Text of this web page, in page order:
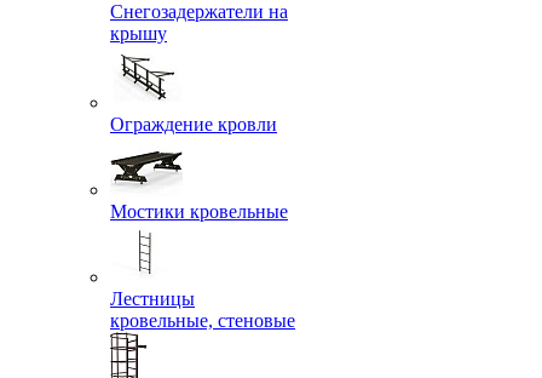
Снегозадержатели на
крышу
Ограждение кровли
Мостики кровельные
Лестницы
кровельные, стеновые